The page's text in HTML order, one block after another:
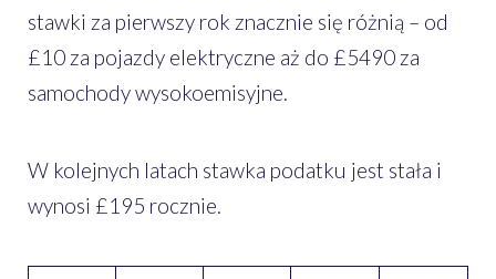
stawki za pierwszy rok znacznie się różnią – od
£10 za pojazdy elektryczne aż do £5490 za
samochody wysokoemisyjne.
W kolejnych latach stawka podatku jest stała i
wynosi £195 rocznie.